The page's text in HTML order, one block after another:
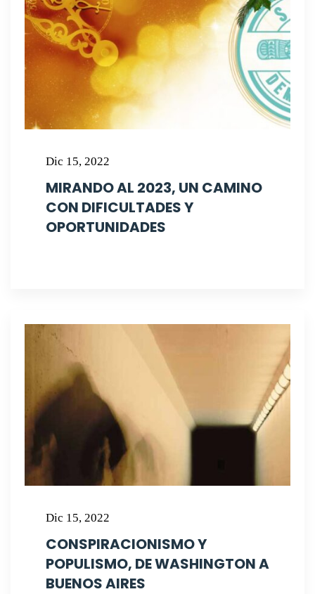
Dic 15, 2022
MIRANDO AL 2023, UN CAMINO
CON DIFICULTADES Y
OPORTUNIDADES
Dic 15, 2022
CONSPIRACIONISMO Y
POPULISMO, DE WASHINGTON A
BUENOS AIRES